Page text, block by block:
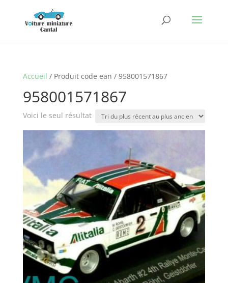
Accueil / Produit code ean / 958001571867
958001571867
Voici le seul résultat